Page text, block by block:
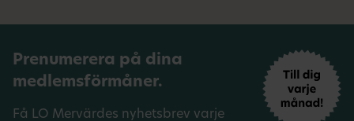
Prenumerera på dina
medlemsförmåner.
Få LO Mervärdes nyhetsbrev varje